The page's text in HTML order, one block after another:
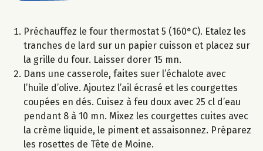
Préchauffez le four thermostat 5 (160°C). Etalez les
tranches de lard sur un papier cuisson et placez sur
la grille du four. Laisser dorer 15 mn.
Dans une casserole, faites suer l’échalote avec
l’huile d’olive. Ajoutez l’ail écrasé et les courgettes
coupées en dés. Cuisez à feu doux avec 25 cl d’eau
pendant 8 à 10 mn. Mixez les courgettes cuites avec
la crème liquide, le piment et assaisonnez. Préparez
les rosettes de Tête de Moine.